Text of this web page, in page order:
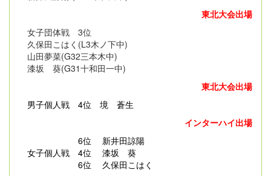
東北大会出場
女子団体戦 3位
久保田こはく(L3木ノ下中)
山田夢菜(G32三本木中)
漆坂 葵(G31十和田一中)
東北大会出場
男子個人戦 4位 境 蒼生
インターハイ出場
6位 新井田諒陽
女子個人戦 4位 漆坂 葵
6位 久保田こはく